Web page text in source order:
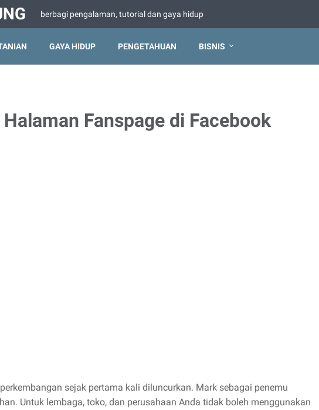
berbagi pengalaman, tutorial dan gaya hidup
GAYA HIDUP PENGETAHUAN BISNIS
Fanspage di Facebook
sejak pertama kali diluncurkan. Mark sebagai penemu
Untuk lembaga, toko, dan perusahaan Anda tidak boleh menggunakan